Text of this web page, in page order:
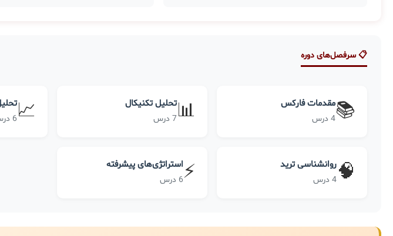
📋 سرفصل‌های دوره
📚مقدمات فارکس
4 درس 📊تحلیل تکنیکال
7 درس 📈 6 درس
🧠روانشناسی ترید
4 درس ⚡استراتژی‌های پیشرفته
6 درس